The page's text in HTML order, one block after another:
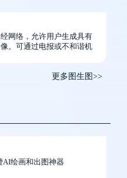
网络，允许用户生成具有
。可通过电报或不和谐机
更多图生图>>
AI绘画和出图神器